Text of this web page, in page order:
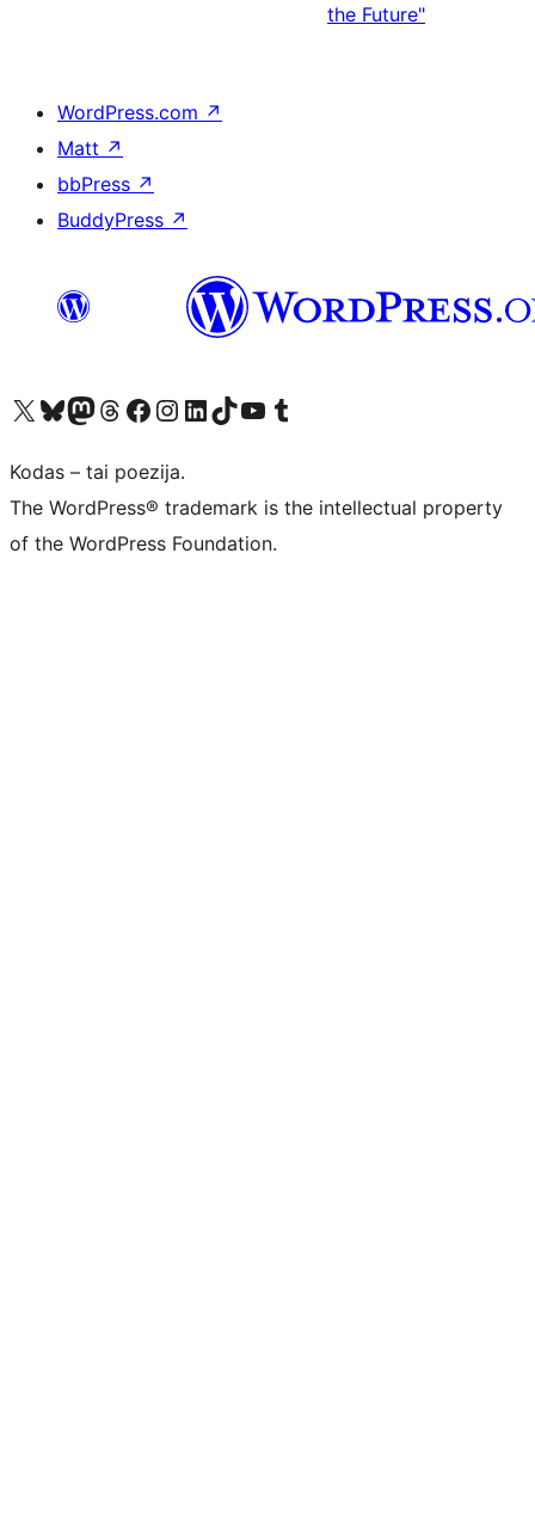
the Future"
WordPress.com ↗
Matt ↗
bbPress ↗
BuddyPress ↗
Visit our X (formerly Twitter) account
Apsilankykite mūsų Bluesky paskyroje
Visit our Mastodon account
Apsilankykite mūsų Threads paskyroje
Visit our Facebook page
Visit our Instagram account
Visit our LinkedIn account
Apsilankykite mūsų TikTok paskyroje
Visit our YouTube channel
Apsilankykite mūsų Tumblr paskyroje
Kodas – tai poezija.
The WordPress® trademark is the intellectual property
of the WordPress Foundation.